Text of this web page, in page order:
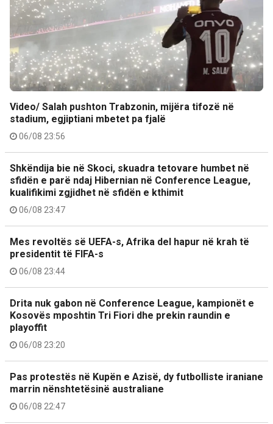
Video/ Salah pushton Trabzonin, mijëra tifozë në
stadium, egjiptiani mbetet pa fjalë
06/08 23:56
Shkëndija bie në Skoci, skuadra tetovare humbet në
sfidën e parë ndaj Hibernian në Conference League,
kualifikimi zgjidhet në sfidën e kthimit
06/08 23:47
Mes revoltës së UEFA-s, Afrika del hapur në krah të
presidentit të FIFA-s
06/08 23:44
Drita nuk gabon në Conference League, kampionët e
Kosovës mposhtin Tri Fiori dhe prekin raundin e
playoffit
06/08 23:20
Pas protestës në Kupën e Azisë, dy futbolliste iraniane
marrin nënshtetësinë australiane
06/08 22:47